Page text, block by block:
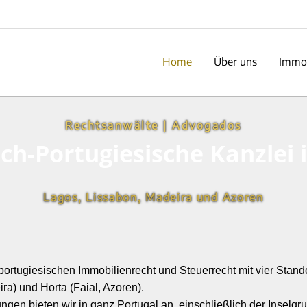
Home Über uns
Rechtsanwälte | Advogados
Lagos, Lissabon, Madeira und Azoren
Immobilienrecht und Steuerrecht mit vier
und Horta (Faial, Azoren).
bieten wir in ganz Portugal an, einschließlich der